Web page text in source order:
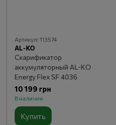
Артикул: 113574
AL-KO
Скарификатор
аккумуляторный AL-KO
Energy Flex SF 4036
10 199 грн
В наличии
Купить